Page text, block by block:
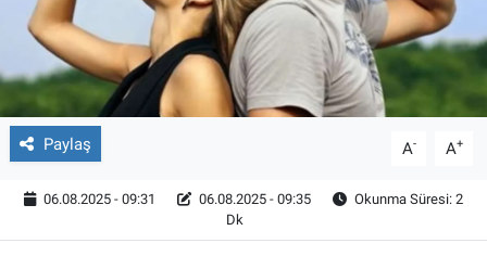
Paylaş A- A+
06.08.2025 - 09:31 06.08.2025 - 09:35
Okunma Süresi: 2
Dk
Röportaj
Video Galeri